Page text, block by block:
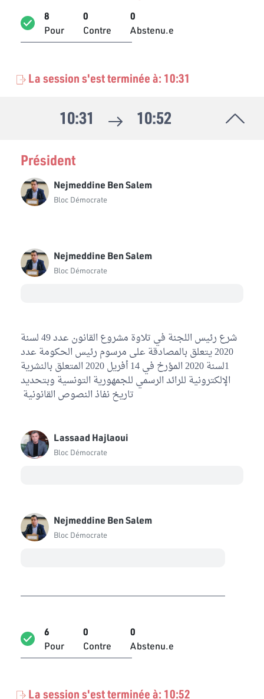
8
Pour
0
Contre
0
Abstenu.e
Bloc Démocrate
Jedidi Sboui
Haythem Brahem
Seifedine Makhlouf
La session s'est terminée à: 10:31
10:31 10:52
Nejmeddine Ben Salem
Bloc Démocrate
شرع رئيس اللجنة في تلاوة مشروع القانون عدد 49 لسنة
2020 يتعلق بالمصادقة على مرسوم رئيس الحكومة عدد
1لسنة 2020 المؤرخ في 14 أفريل 2020 المتعلق بالنشرية
الإلكترونية للرائد الرسمي للجمهورية التونسية وبتحديد
تاريخ نفاذ النصوص القانونية
Lassaad Hajlaoui
Bloc Démocrate
Nejmeddine Ben Salem
Bloc Démocrate
6
Pour
0
Contre
0
Abstenu.e
Président
Nejmeddine Ben Salem
Bloc Démocrate
La session s'est terminée à: 10:52